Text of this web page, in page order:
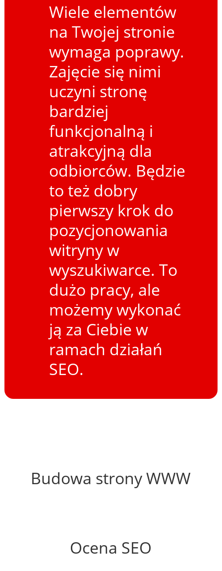
Wiele elementów
na Twojej stronie
wymaga poprawy.
Zajęcie się nimi
uczyni stronę
bardziej
funkcjonalną i
atrakcyjną dla
odbiorców. Będzie
to też dobry
pierwszy krok do
pozycjonowania
witryny w
wyszukiwarce. To
dużo pracy, ale
możemy wykonać
ją za Ciebie w
ramach działań
SEO.
Budowa strony WWW
Ocena SEO